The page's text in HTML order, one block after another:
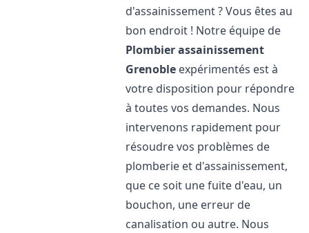
d'assainissement ? Vous êtes au
bon endroit ! Notre équipe de
Plombier assainissement
Grenoble expérimentés est à
votre disposition pour répondre
à toutes vos demandes. Nous
intervenons rapidement pour
résoudre vos problèmes de
plomberie et d'assainissement,
que ce soit une fuite d'eau, un
bouchon, une erreur de
canalisation ou autre. Nous